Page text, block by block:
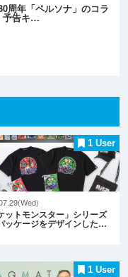
周年「ペルソナ」のコラ
予告キ…
1 User
ットモンスター」シリーズ
ッケージをデザインした…
1 User